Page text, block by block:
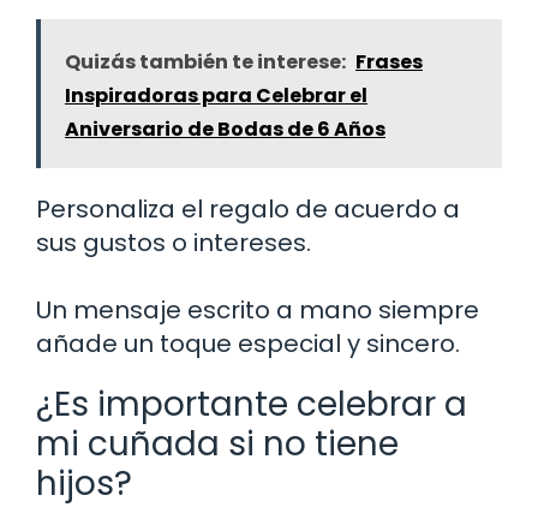
Quizás también te interese: Frases
Inspiradoras para Celebrar el
Aniversario de Bodas de 6 Años
Personaliza el regalo de acuerdo a
sus gustos o intereses.
Un mensaje escrito a mano siempre
añade un toque especial y sincero.
¿Es importante celebrar a
mi cuñada si no tiene
hijos?